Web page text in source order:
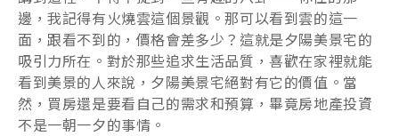
邊，我記得有火燒雲這個景觀。那可以看到雲的這一
面，跟看不到的，價格會差多少？這就是夕陽美景宅的
吸引力所在。對於那些追求生活品質，喜歡在家裡就能
看到美景的人來說，夕陽美景宅絕對有它的價值。當
然，買房還是要看自己的需求和預算，畢竟房地產投資
不是一朝一夕的事情。